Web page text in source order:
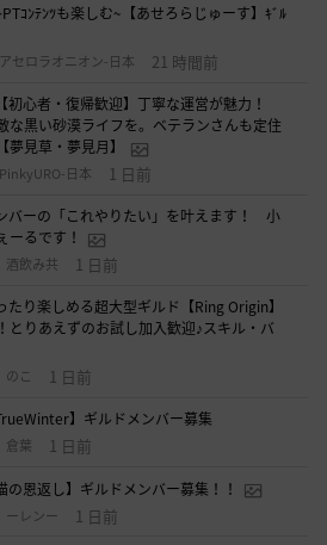
ｺﾝﾃﾝﾂも楽しむ~【あせろらじゅーす】ｷﾞﾙ
アセロラオニオン-日本 21 時間前
初心者・復帰歓迎】丁寧な運営が魅力！
な黒い砂漠ライフを。ベテランさんも定住
見草・夢見月】
PinkyURO-日本 1 日前
バーの「これやりたい」を叶えます！ 小
ーるです！
酒飲み共 1 日前
たり楽しめる超大型ギルド【Ring Origin】
とりあえずのお試し加入歓迎♪スキル・バ
のこ 1 日前
TrueWinter】ギルドメンバー募集
倉葉 1 日前
の恩返し】ギルドメンバー募集！！
ーレンー 1 日前